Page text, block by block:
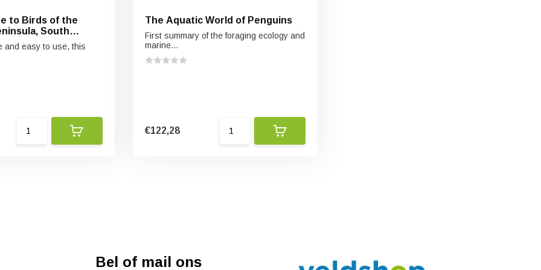
to Birds of the
South
Falkland Islands
and easy to use, this
The Aquatic World of Penguins
First summary of the foraging ecology and
marine...
€122,28
Bel of mail ons